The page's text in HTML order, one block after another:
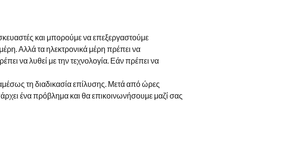
και μπορούμε να επεξεργαστούμε
Αλλά τα ηλεκτρονικά μέρη πρέπει να
να λυθεί με την τεχνολογία. Εάν πρέπει να
τη διαδικασία επίλυσης. Μετά από ώρες
ένα πρόβλημα και θα επικοινωνήσουμε μαζί σας